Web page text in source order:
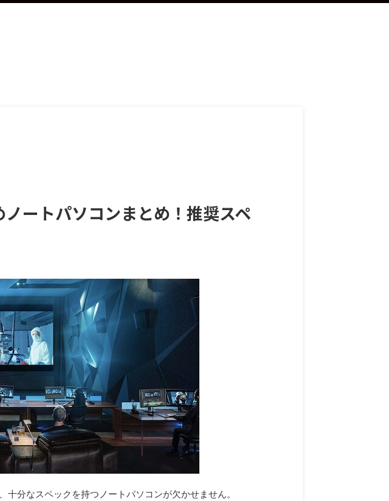
ートパソコンまとめ！推奨スペ
分なスペックを持つノートパソコンが欠かせません。